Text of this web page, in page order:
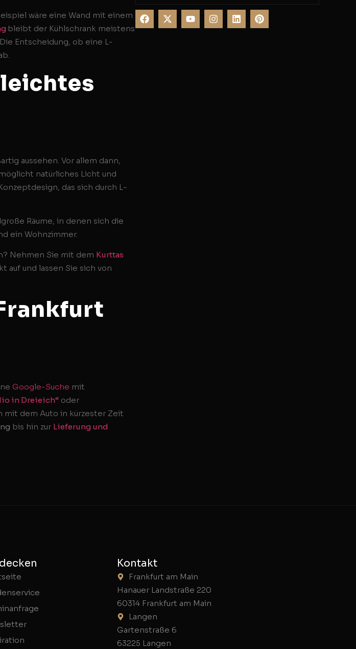
wäre eine Wand mit einem
bleibt der Kühlschrank meistens
Entscheidung, ob eine L-
aussehen. Vor allem dann,
natürliches Licht und
das sich durch L-
Räume, in denen sich die
ein Wohnzimmer.
Nehmen Sie mit dem Kurttas
auf und lassen Sie sich von
Google-Suche mit
in Dreieich“ oder
mit dem Auto in kürzester Zeit
bis hin zur Lieferung und
Kontakt
Frankfurt am Main
Hanauer Landstraße 220
60314 Frankfurt am Main
Langen
Gartenstraße 6
63225 Langen